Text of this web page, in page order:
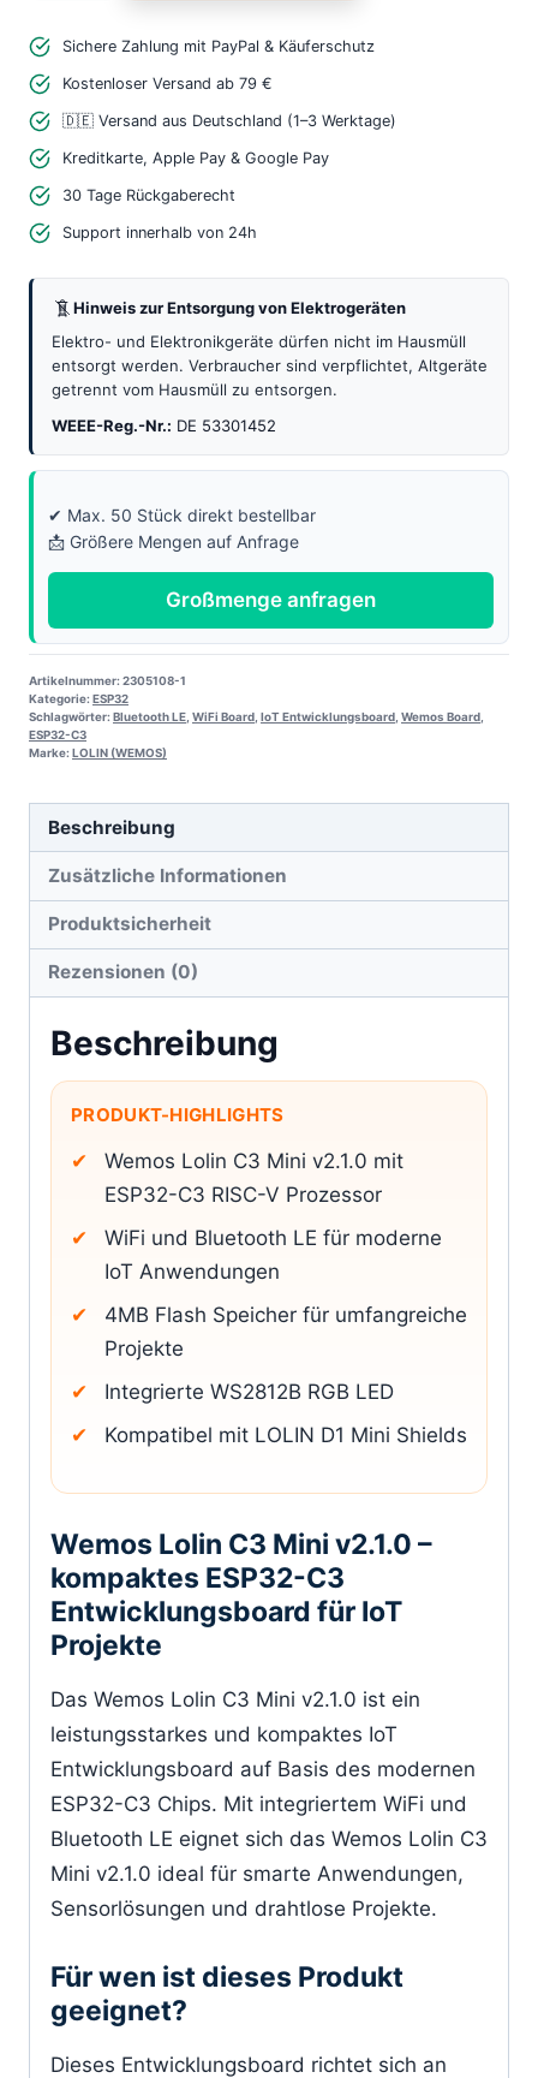
Mini
v2.1.0
–
Leistungsstarkes
ESP32-
C3
IoT
Entwicklungsboard
Menge
Sichere Zahlung mit PayPal & Käuferschutz
Kostenloser Versand ab 79 €
🇩🇪 Versand aus Deutschland (1–3 Werktage)
Kreditkarte, Apple Pay & Google Pay
30 Tage Rückgaberecht
Support innerhalb von 24h
Hinweis zur Entsorgung von Elektrogeräten
Elektro- und Elektronikgeräte dürfen nicht im Hausmüll
entsorgt werden. Verbraucher sind verpflichtet, Altgeräte
getrennt vom Hausmüll zu entsorgen.
WEEE-Reg.-Nr.: DE 53301452
✔ Max. 50 Stück direkt bestellbar
📩 Größere Mengen auf Anfrage
Großmenge anfragen
Artikelnummer:2305108-1
Kategorie:ESP32
Schlagwörter:Bluetooth LE WiFi Board IoT Entwicklungsboard Wemos Board
ESP32-C3
Marke:LOLIN (WEMOS)
Beschreibung
Zusätzliche Informationen
Produktsicherheit
Rezensionen (0)
Beschreibung
PRODUKT-HIGHLIGHTS
Wemos Lolin C3 Mini v2.1.0 mit
ESP32-C3 RISC-V Prozessor
WiFi und Bluetooth LE für moderne
IoT Anwendungen
4MB Flash Speicher für umfangreiche
Projekte
Integrierte WS2812B RGB LED
Kompatibel mit LOLIN D1 Mini Shields
Wemos Lolin C3 Mini v2.1.0 –
kompaktes ESP32-C3
Entwicklungsboard für IoT
Projekte
Das Wemos Lolin C3 Mini v2.1.0 ist ein
leistungsstarkes und kompaktes IoT
Entwicklungsboard auf Basis des modernen
ESP32-C3 Chips. Mit integriertem WiFi und
Bluetooth LE eignet sich das Wemos Lolin C3
Mini v2.1.0 ideal für smarte Anwendungen,
Sensorlösungen und drahtlose Projekte.
Für wen ist dieses Produkt
geeignet?
Dieses Entwicklungsboard richtet sich an